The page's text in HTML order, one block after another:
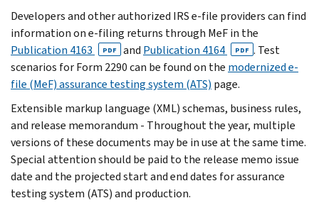
Developers and other authorized IRS e-file providers can find
information on e-filing returns through MeF in the
Publication 4163
PDF and Publication 4164 PDF . Test
scenarios for Form 2290 can be found on the modernized e-
file (MeF) assurance testing system (ATS) page.
Extensible markup language (XML) schemas, business rules,
and release memorandum - Throughout the year, multiple
versions of these documents may be in use at the same time.
Special attention should be paid to the release memo issue
date and the projected start and end dates for assurance
testing system (ATS) and production.